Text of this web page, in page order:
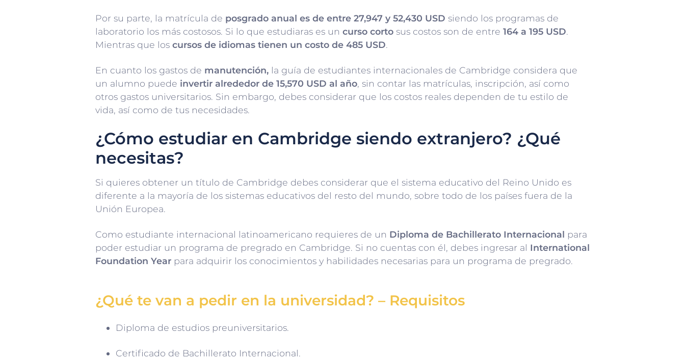
Por su parte, la matrícula de posgrado anual es de entre 27,947 y 52,430 USD siendo los programas de
laboratorio los más costosos. Si lo que estudiaras es un curso corto sus costos son de entre 164 a 195 USD.
Mientras que los cursos de idiomas tienen un costo de 485 USD.
En cuanto los gastos de manutención, la guía de estudiantes internacionales de Cambridge considera que
un alumno puede invertir alrededor de 15,570 USD al año, sin contar las matrículas, inscripción, así como
otros gastos universitarios. Sin embargo, debes considerar que los costos reales dependen de tu estilo de
vida, así como de tus necesidades.
¿Cómo estudiar en Cambridge siendo extranjero? ¿Qué
necesitas?
Si quieres obtener un título de Cambridge debes considerar que el sistema educativo del Reino Unido es
diferente a la mayoría de los sistemas educativos del resto del mundo, sobre todo de los países fuera de la
Unión Europea.
Como estudiante internacional latinoamericano requieres de un Diploma de Bachillerato Internacional para
poder estudiar un programa de pregrado en Cambridge. Si no cuentas con él, debes ingresar al International
Foundation Year para adquirir los conocimientos y habilidades necesarias para un programa de pregrado.
¿Qué te van a pedir en la universidad? – Requisitos
Diploma de estudios preuniversitarios.
Certificado de Bachillerato Internacional.